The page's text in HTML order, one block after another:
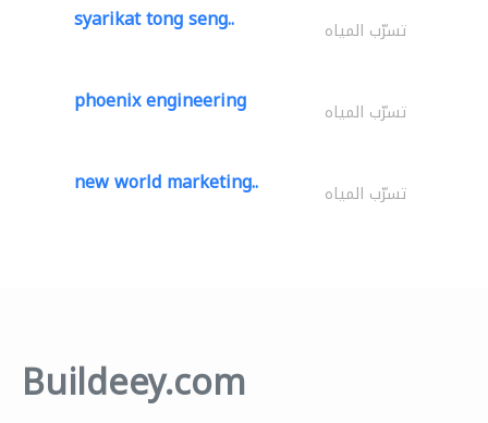
syarikat tong seng.. تسرّب المياه
phoenix engineering تسرّب المياه
new world marketing.. تسرّب المياه
Buildeey.com